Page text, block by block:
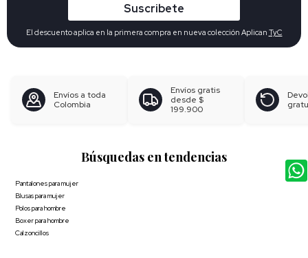
Suscribete
El descuento aplica en la primera compra en nueva colección Aplican TyC
Envíos a toda
Colombia
Envíos gratis
desde $
199.900
Búsquedas en tendencias
Pantalones para mujer
Blusas para mujer
Polos para hombre
Boxer para hombre
Calzoncillos